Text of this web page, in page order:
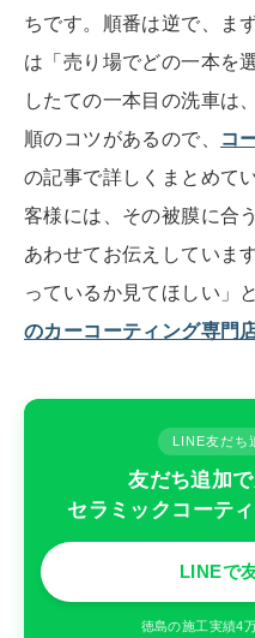
ちです。順番は逆で、ま
は「売り場でどの一本を
したての一本目の洗車は
順のコツがあるので、
コ
の記事で詳しくまとめて
客様には、その被膜に合
あわせてお伝えしていま
っているか見てほしい」
のカーコーティング専門
LINE友だち
友だち追加
セラミックコーテ
LINEで
徳島の施工実績4